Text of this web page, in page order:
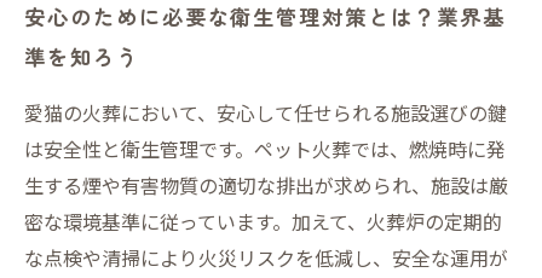
安心のために必要な衛生管理対策とは？業界基
準を知ろう
愛猫の火葬において、安心して任せられる施設選びの鍵
は安全性と衛生管理です。ペット火葬では、燃焼時に発
生する煙や有害物質の適切な排出が求められ、施設は厳
密な環境基準に従っています。加えて、火葬炉の定期的
な点検や清掃により火災リスクを低減し、安全な運用が